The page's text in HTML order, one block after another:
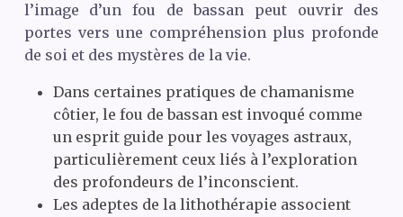
l’image d’un fou de bassan peut ouvrir des
portes vers une compréhension plus profonde
de soi et des mystères de la vie.
Dans certaines pratiques de chamanisme
côtier, le fou de bassan est invoqué comme
un esprit guide pour les voyages astraux,
particulièrement ceux liés à l’exploration
des profondeurs de l’inconscient.
Les adeptes de la lithothérapie associent